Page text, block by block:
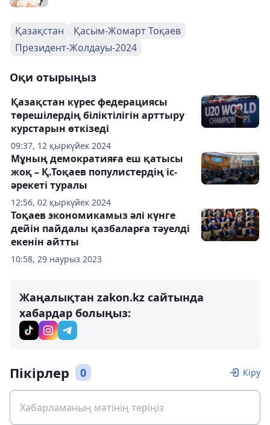
Қазақстан
Қасым-Жомарт Тоқаев
Президент-Жолдауы-2024
Оқи отырыңыз
09:37, 12 қыркүйек 2024
Қазақстан күрес федерациясы
төрешілердің біліктілігін арттыру
курстарын өткізеді
12:56, 02 қыркүйек 2024
Мұның демократияға еш қатысы
жоқ – Қ.Тоқаев популистердің іс-
әрекеті туралы
10:58, 29 наурыз 2023
Тоқаев экономикамыз әлі күнге
дейін пайдалы қазбаларға тәуелді
екенін айтты
Жаңалықтан zakon.kz сайтында
хабардар болыңыз:
Пікірлер 0 Кіру